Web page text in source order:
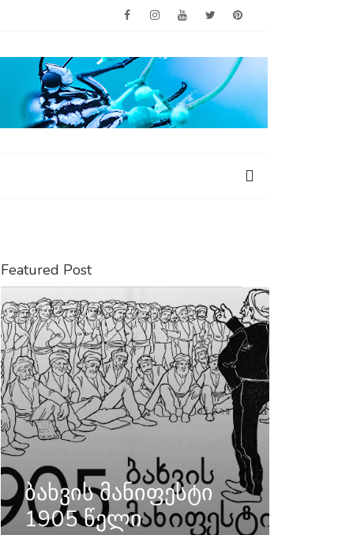
Featured Post
ბახვის მანიფესტი
1905 წელი